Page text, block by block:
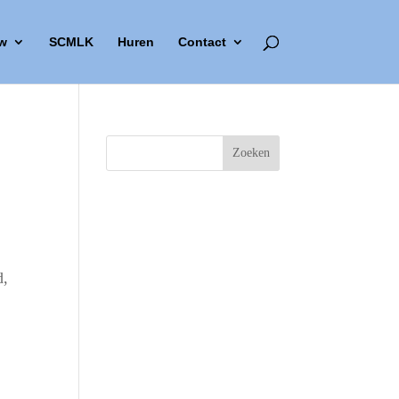
SCMLK Huren Contact